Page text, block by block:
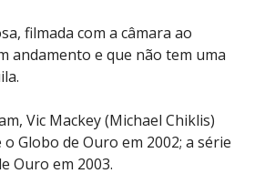
filmada com a câmara ao
andamento e que não tem uma
Vic Mackey (Michael Chiklis)
Globo de Ouro em 2002; a série
Ouro em 2003.